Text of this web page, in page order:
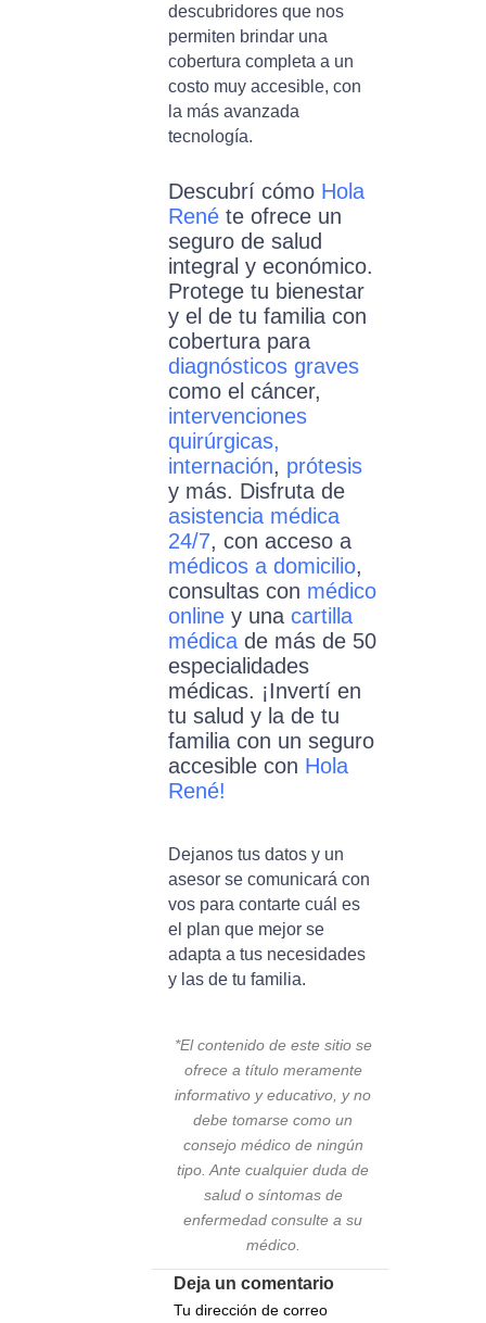
descubridores que nos
permiten brindar una
cobertura completa a un
costo muy accesible, con
la más avanzada
tecnología.
Descubrí cómo Hola
René te ofrece un
seguro de salud
integral y económico.
Protege tu bienestar
y el de tu familia con
cobertura para
diagnósticos graves
como el cáncer,
intervenciones
quirúrgicas,
internación, prótesis
y más. Disfruta de
asistencia médica
24/7, con acceso a
médicos a domicilio,
consultas con médico
online y una cartilla
médica de más de 50
especialidades
médicas. ¡Invertí en
tu salud y la de tu
familia con un seguro
accesible con Hola
René!
Dejanos tus datos y un
asesor se comunicará con
vos para contarte cuál es
el plan que mejor se
adapta a tus necesidades
y las de tu familia.
*El contenido de este sitio se
ofrece a título meramente
informativo y educativo, y no
debe tomarse como un
consejo médico de ningún
tipo. Ante cualquier duda de
salud o síntomas de
enfermedad consulte a su
médico.
Deja un comentario
Tu dirección de correo